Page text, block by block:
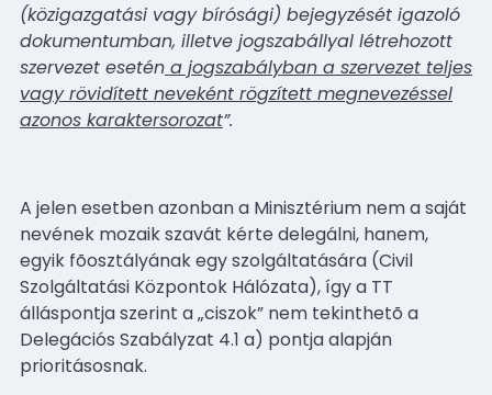
(közigazgatási vagy bírósági) bejegyzését igazoló
dokumentumban, illetve jogszabállyal létrehozott
szervezet esetén a jogszabályban a szervezet teljes
vagy rövidített neveként rögzített megnevezéssel
azonos karaktersorozat”.
A jelen esetben azonban a Minisztérium nem a saját
nevének mozaik szavát kérte delegálni, hanem,
egyik fõosztályának egy szolgáltatására (Civil
Szolgáltatási Központok Hálózata), így a TT
álláspontja szerint a „ciszok” nem tekinthetõ a
Delegációs Szabályzat 4.1 a) pontja alapján
prioritásosnak.